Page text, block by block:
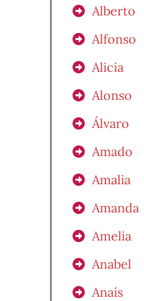
Alberto
Alfonso
Alicia
Alonso
Álvaro
Amado
Amalia
Amanda
Amelia
Anabel
Anaís